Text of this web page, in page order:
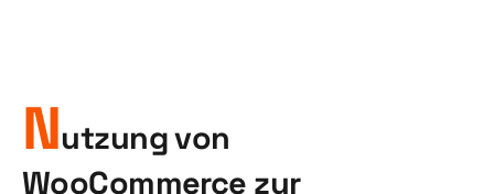
Nutzung von
WooCommerce zur